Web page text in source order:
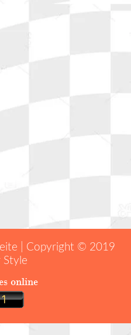
| Copyright © 2019
Style
online